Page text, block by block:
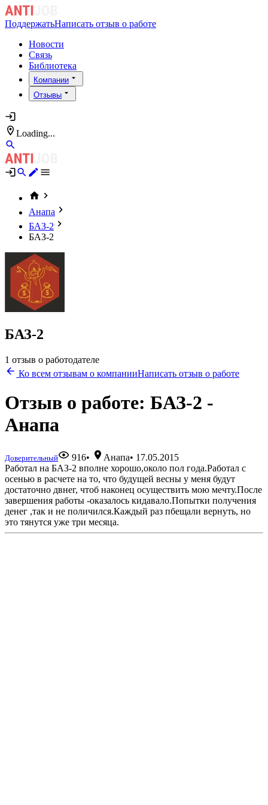
ПоддержатьНаписать отзыв о работе
Новости
Связь
Библиотека
Компании
Отзывы
Loading...
Анапа
БАЗ-2
БАЗ-2
БАЗ-2
1 отзыв о работодателе
Ко всем отзывам о компанииНаписать отзыв о работе
Отзыв о работе: БАЗ-2 -
Анапа
Доверительный 916• Анапа• 17.05.2015
Работал на БАЗ-2 вполне хорошо,около пол года.Работал с
осенью в расчете на то, что будущей весны у меня будут
достаточно двнег, чтоб наконец осуществить мою мечту.После
завершения работы -оказалось кидавало.Попытки получения
денег ,так и не поличился.Каждый раз пбещали вернуть, но
это тянутся уже три месяца.